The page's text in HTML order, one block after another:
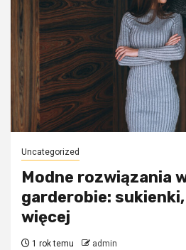
Uncategorized
Modne rozwiązania
garderobie:
więcej
1 rok temu admin